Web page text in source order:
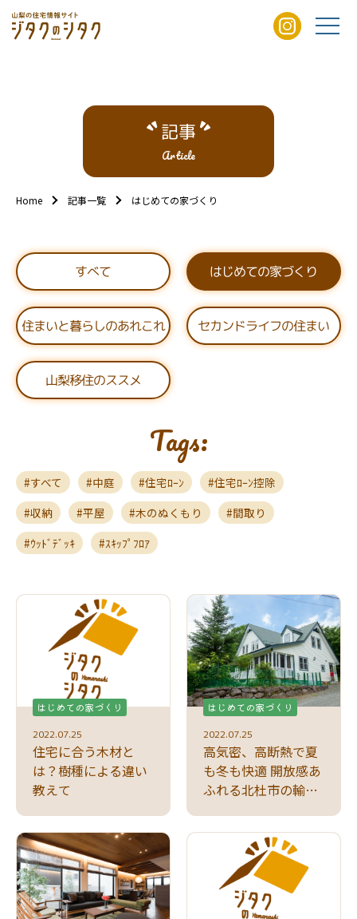
記事
Article
Home 記事一覧 はじめての家づくり
すべて はじめての家づくり
住まいと暮らしのあれこれ セカンドライフの住まい
山梨移住のススメ
Tags:
すべて 中庭 住宅ﾛｰﾝ
住宅ﾛｰﾝ控除
収納
平屋 木のぬくもり
間取り
ｳｯﾄﾞﾃﾞｯｷ
ｽｷｯﾌﾟﾌﾛｱ
はじめての家づくり
2022.07.25
住宅に合う木材と
は？樹種による違い
教えて
はじめての家づくり
2022.07.25
高気密、高断熱で夏
も冬も快適 開放感あ
ふれる北杜市の輸入